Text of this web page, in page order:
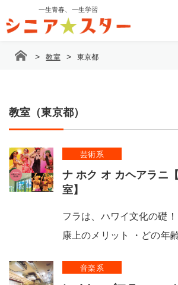
テ
一生青春、一生学習
> 教室 > 東京都
教室（東京都）
芸術系
ナ ホク オ カヘアラニ
室】
フラは、ハワイ文化の礎
康上のメリット ・どの年
音楽系